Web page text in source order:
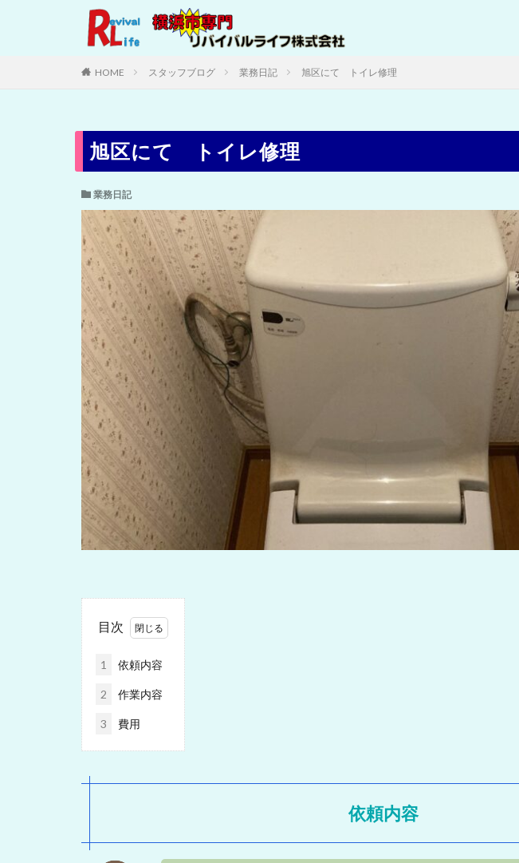
HOME スタッフブログ 業務日記 旭区にて トイレ修理
旭区にて トイレ修理
業務日記
目次
1 依頼内容
2 作業内容
3 費用
依頼内容